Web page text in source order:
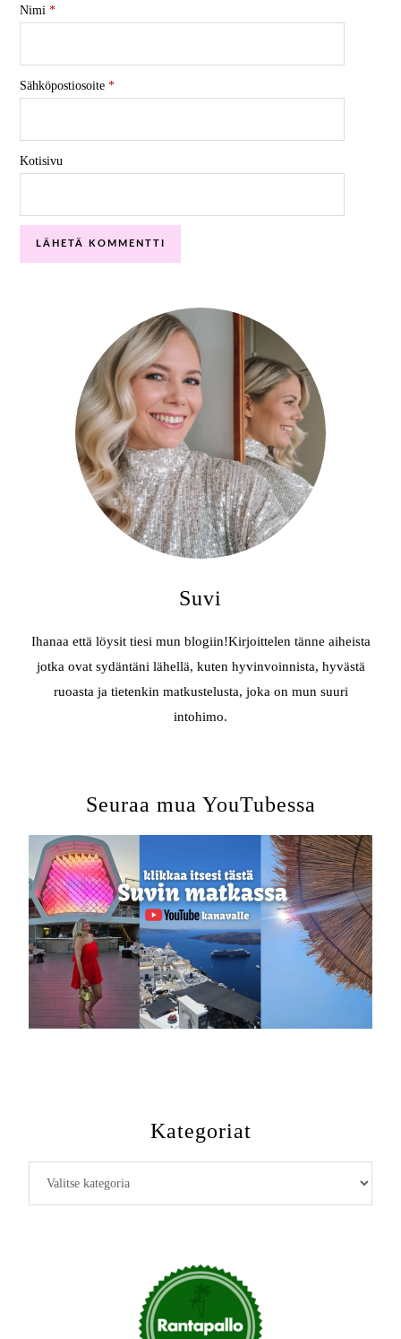
Nimi*
Sähköpostiosoite*
Kotisivu
Suvi
Ihanaa että löysit tiesi mun blogiin!Kirjoittelen tänne aiheista
jotka ovat sydäntäni lähellä, kuten hyvinvoinnista, hyvästä
ruoasta ja tietenkin matkustelusta, joka on mun suuri
intohimo.
Seuraa mua YouTubessa
Kategoriat